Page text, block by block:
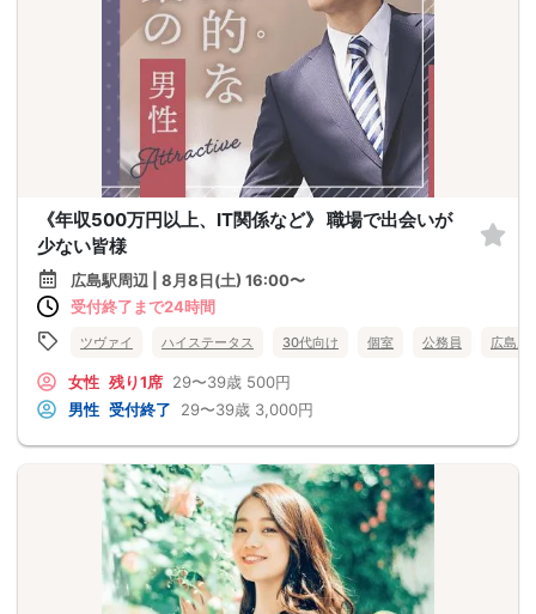
《年収500万円以上、IT関係など》 職場で出会いが
少ない皆様
広島駅周辺 | 8月8日(土) 16:00〜
受付終了まで24時間
ツヴァイ ハイステータス 30代向け 個室 公務員 広島県
女性 残り1席 29〜39歳 500円
男性 受付終了 29〜39歳 3,000円